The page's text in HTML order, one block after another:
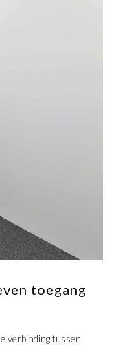
toegang
verbinding tussen